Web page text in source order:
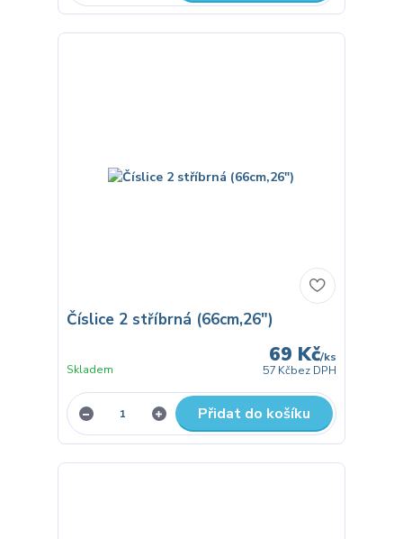
Číslice 2 stříbrná (66cm,26")
69 Kč/ks
57 Kčbez DPH
Skladem
Přidat do košíku